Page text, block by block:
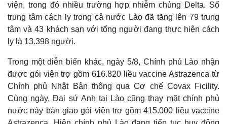
viện, trong đó nhiều trường hợp nhiễm chủng Delta. Số
trung tâm cách ly trong cả nước Lào đã tăng lên 79 trung
tâm và 43 khách sạn với tổng người đang thực hiện cách
ly là 13.398 người.
Trong một diễn biến khác, ngày 5/8, Chính phủ Lào nhận
được gói viện trợ gồm 616.820 liều vaccine Astrazenca từ
Chính phủ Nhật Bản thông qua Cơ chế Covax Ficility.
Cùng ngày, Đại sứ Anh tại Lào cũng thay mặt chính phủ
nước này bàn giao gói viện trợ gồm 415.000 liều vaccine